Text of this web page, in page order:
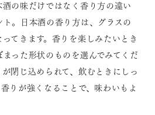
の味だけではなく香り方の違い
。日本酒の香り方は、グラスの
てきます。香りを楽しみたいとき
った形状のものを選んでみてくだ
閉じ込められて、飲むときにしっ
りが強くなることで、味わいもよ